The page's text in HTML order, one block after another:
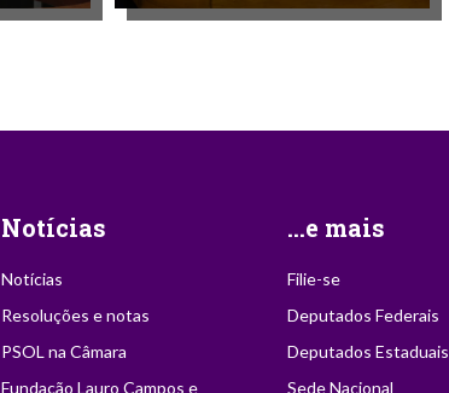
Notícias
Notícias
Resoluções e notas
PSOL na Câmara
Fundação Lauro Campos e
...e mais
Filie-se
Deputados Federais
Deputados Estaduais
Sede Nacional